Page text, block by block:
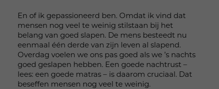
En of ik gepassioneerd ben. Omdat ik vind dat
mensen nog veel te weinig stilstaan bij het
belang van goed slapen. De mens besteedt nu
eenmaal één derde van zijn leven al slapend.
Overdag voelen we ons pas goed als we ’s nachts
goed geslapen hebben. Een goede nachtrust –
lees: een goede matras – is daarom cruciaal. Dat
beseffen mensen nog veel te weinig.